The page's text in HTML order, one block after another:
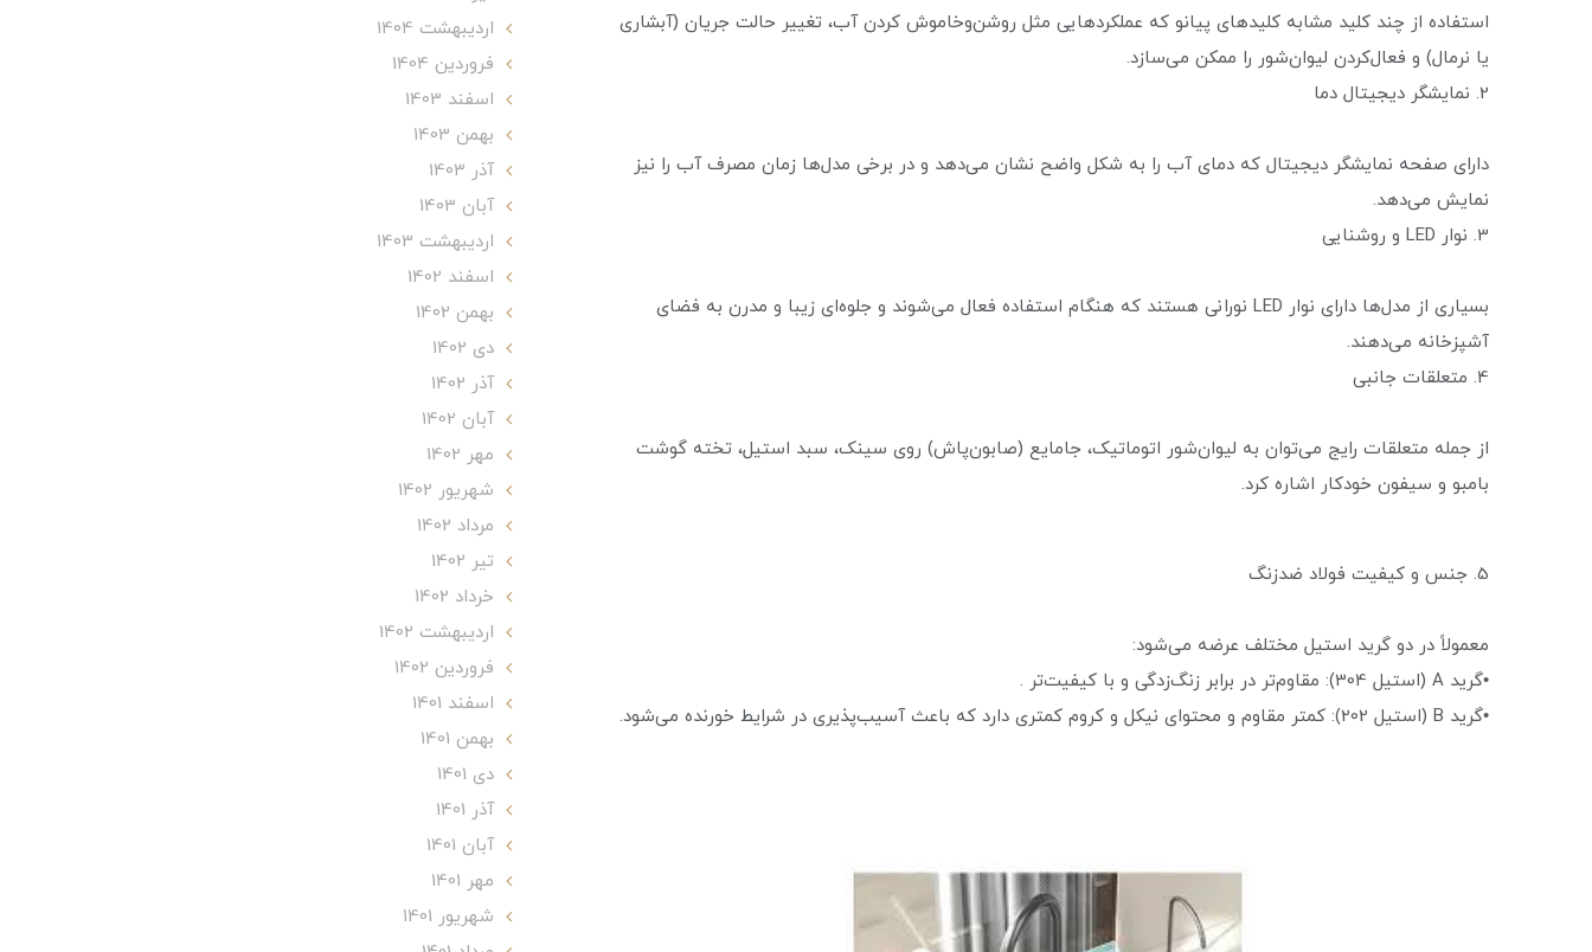
استفاده از چند کلید مشابه کلیدهای پیانو که عملکردهایی مثل روشن‌وخاموش کردن آب، تغییر حالت جریان (آبشاری
یا نرمال) و فعال‌کردن لیوان‌شور را ممکن می‌سازد.
2. نمایشگر دیجیتال دما
دارای صفحه نمایشگر دیجیتال که دمای آب را به شکل واضح نشان می‌دهد و در برخی مدل‌ها زمان مصرف آب را نیز
نمایش می‌دهد.
3. نوار LED و روشنایی
بسیاری از مدل‌ها دارای نوار LED نورانی هستند که هنگام استفاده فعال می‌شوند و جلوه‌ای زیبا و مدرن به فضای
آشپزخانه می‌دهند.
4. متعلقات جانبی
از جمله متعلقات رایج می‌توان به لیوان‌شور اتوماتیک، جامایع (صابون‌پاش) روی سینک، سبد استیل، تخته گوشت
بامبو و سیفون خودکار اشاره کرد.
5. جنس و کیفیت فولاد ضدزنگ
معمولاً در دو گرید استیل مختلف عرضه می‌شود:
•گرید A (استیل 304): مقاوم‌تر در برابر زنگ‌زدگی و با کیفیت‌تر .
•گرید B (استیل 202): کمتر مقاوم و محتوای نیکل و کروم کمتری دارد که باعث آسیب‌پذیری در شرایط خورنده می‌شود.
ارديبهشت 1404
فروردین 1404
اسفند 1403
بهمن 1403
آذر 1403
آبان 1403
ارديبهشت 1403
اسفند 1402
بهمن 1402
دی 1402
آذر 1402
آبان 1402
مهر 1402
شهریور 1402
مرداد 1402
تير 1402
خرداد 1402
ارديبهشت 1402
فروردین 1402
اسفند 1401
بهمن 1401
دی 1401
آذر 1401
آبان 1401
مهر 1401
شهریور 1401